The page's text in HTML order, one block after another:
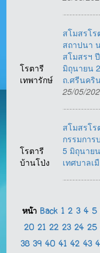
โรตารี
เทพารักษ์
สโมสรโร
สถาปนา
สโมสรฯ
มิถุนายน
ถ.ศรีนคริ
25/05/
โรตารี
บ้านโป่ง
สโมสรโ
กรรมการ
5 มิถุนาย
เทศบาลเ
หน้า Back 1 2 3 4 5
20 21 22 23 24 25
38 39 40 41 42 43